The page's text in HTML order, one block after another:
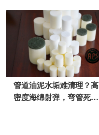
管道油泥水垢难清理？高
密度海绵射弹，弯管死角